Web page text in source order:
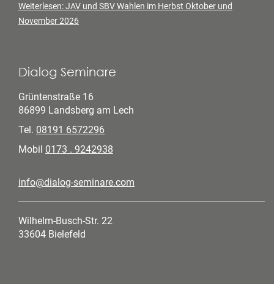
Weiterlesen: JAV und SBV Wahlen im Herbst Oktober und
November 2026
Dialog Seminare
Grüntenstraße 16
86899 Landsberg am Lech
Tel. 08191 6572296
Mobil 0173 . 9242938
info@dialog-seminare.com
Wilhelm-Busch-Str. 22
33604 Bielefeld